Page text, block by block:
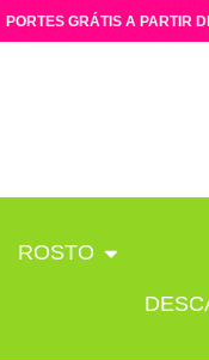
PORTES GRÁTIS A PARTIR
ROSTO